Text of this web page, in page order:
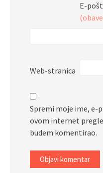
E-
Web-stranica
Spremi moje ime, e-
ovom internet
budem komentirao.